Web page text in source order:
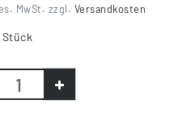
MwSt. zzgl. Versandkosten
Stück